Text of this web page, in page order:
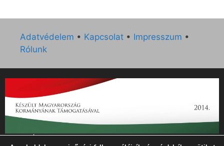
Adatvédelem • Kapcsolat • Impresszum •
Rólunk
„Az Új Ember katolikus hetilap 2014. évi működésének